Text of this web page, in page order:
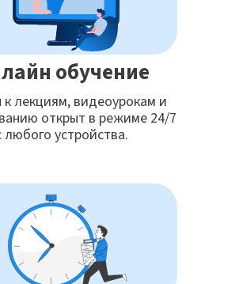
обучение
к лекциям, видеоурокам и
открыт в режиме 24/7
любого устройства.